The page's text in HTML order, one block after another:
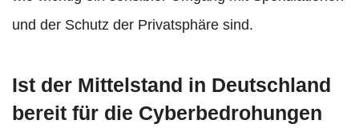
und der Schutz der Privatsphäre sind.
Ist der Mittelstand in Deutschland
bereit für die Cyberbedrohungen